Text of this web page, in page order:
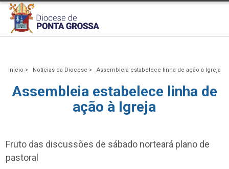
Início > Notícias da Diocese > Assembleia estabelece linha de ação à Igreja
Assembleia estabelece linha de
ação à Igreja
Fruto das discussões de sábado norteará plano de
pastoral